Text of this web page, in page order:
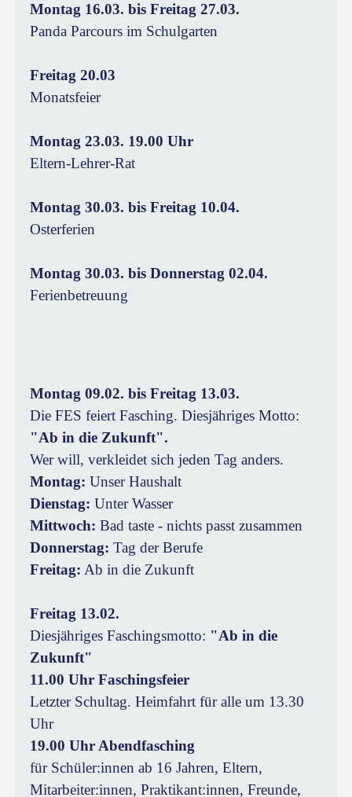
Montag 16.03. bis Freitag 27.03.
Panda Parcours im Schulgarten
Freitag 20.03
Monatsfeier
Montag 23.03. 19.00 Uhr
Eltern-Lehrer-Rat
Montag 30.03. bis Freitag 10.04.
Osterferien
Montag 30.03. bis Donnerstag 02.04.
Ferienbetreuung
Montag 09.02. bis Freitag 13.03.
Die FES feiert Fasching. Diesjähriges Motto:
"Ab in die Zukunft".
Wer will, verkleidet sich jeden Tag anders.
Montag: Unser Haushalt
Dienstag: Unter Wasser
Mittwoch: Bad taste - nichts passt zusammen
Donnerstag: Tag der Berufe
Freitag: Ab in die Zukunft
Freitag 13.02.
Diesjähriges Faschingsmotto: "Ab in die
Zukunft"
11.00 Uhr Faschingsfeier
Letzter Schultag. Heimfahrt für alle um 13.30
Uhr
19.00 Uhr Abendfasching
für Schüler:innen ab 16 Jahren, Eltern,
Mitarbeiter:innen, Praktikant:innen, Freunde,